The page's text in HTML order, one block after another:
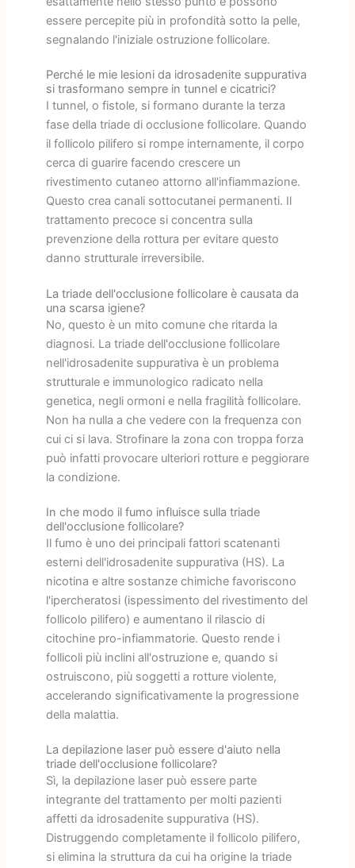
essere percepite più in profondità sotto la pelle,
segnalando l'iniziale ostruzione follicolare.
Perché le mie lesioni da idrosadenite suppurativa
si trasformano sempre in tunnel e cicatrici?
I tunnel, o fistole, si formano durante la terza
fase della triade di occlusione follicolare. Quando
il follicolo pilifero si rompe internamente, il corpo
cerca di guarire facendo crescere un
rivestimento cutaneo attorno all'infiammazione.
Questo crea canali sottocutanei permanenti. Il
trattamento precoce si concentra sulla
prevenzione della rottura per evitare questo
danno strutturale irreversibile.
La triade dell'occlusione follicolare è causata da
una scarsa igiene?
No, questo è un mito comune che ritarda la
diagnosi. La triade dell'occlusione follicolare
nell'idrosadenite suppurativa è un problema
strutturale e immunologico radicato nella
genetica, negli ormoni e nella fragilità follicolare.
Non ha nulla a che vedere con la frequenza con
cui ci si lava. Strofinare la zona con troppa forza
può infatti provocare ulteriori rotture e peggiorare
la condizione.
In che modo il fumo influisce sulla triade
dell'occlusione follicolare?
Il fumo è uno dei principali fattori scatenanti
esterni dell'idrosadenite suppurativa (HS). La
nicotina e altre sostanze chimiche favoriscono
l'ipercheratosi (ispessimento del rivestimento del
follicolo pilifero) e aumentano il rilascio di
citochine pro-infiammatorie. Questo rende i
follicoli più inclini all'ostruzione e, quando si
ostruiscono, più soggetti a rotture violente,
accelerando significativamente la progressione
della malattia.
La depilazione laser può essere d'aiuto nella
triade dell'occlusione follicolare?
Sì, la depilazione laser può essere parte
integrante del trattamento per molti pazienti
affetti da idrosadenite suppurativa (HS).
Distruggendo completamente il follicolo pilifero,
si elimina la struttura da cui ha origine la triade